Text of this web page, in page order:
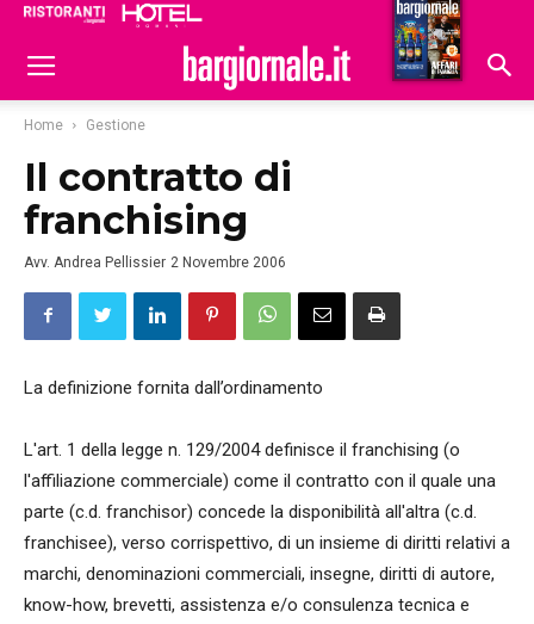
Hoteldomani
Home Gestione
Il contratto di
franchising
Avv. Andrea Pellissier 2 Novembre 2006
La definizione fornita dall’ordinamento
L'art. 1 della legge n. 129/2004 definisce il franchising (o
l'affiliazione commerciale) come il contratto con il quale una
parte (c.d. franchisor) concede la disponibilità all'altra (c.d.
franchisee), verso corrispettivo, di un insieme di diritti relativi a
marchi, denominazioni commerciali, insegne, diritti di autore,
know-how, brevetti, assistenza e/o consulenza tecnica e